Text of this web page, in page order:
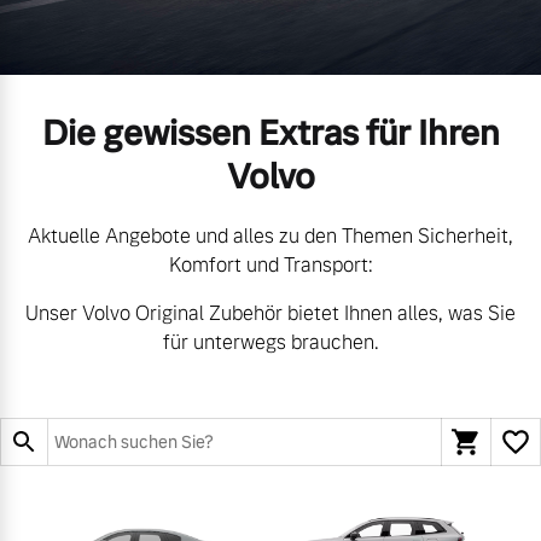
Geschäftskunden
Editionsmodelle
Aktuelle Zubehörangebote
Zubehörkatalog
Service by Volvo
Sommer Kompletträder.
Die gewissen Extras für Ihren
Volvo
Aktuelle Angebote und alles zu den Themen Sicherheit,
Komfort und Transport:
Unser Volvo Original Zubehör bietet Ihnen alles, was Sie
für unterwegs brauchen.